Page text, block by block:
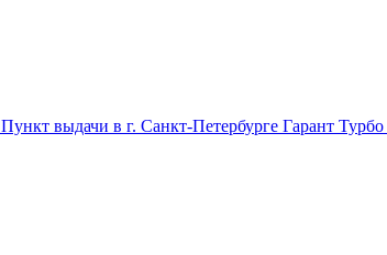
Пункт выдачи в г. Санкт-Петербурге Гарант Турбо